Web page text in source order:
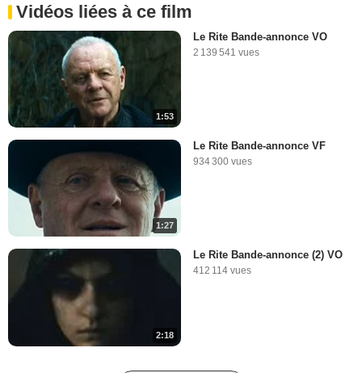
Vidéos liées à ce film
1:53
Le Rite Bande-annonce VO
2 139 541 vues
1:27
Le Rite Bande-annonce VF
934 300 vues
2:18
Le Rite Bande-annonce (2) VO
412 114 vues